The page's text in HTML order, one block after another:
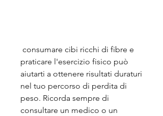
praticare l'esercizio fisico può
aiutarti a ottenere risultati duraturi
nel tuo percorso di perdita di
peso. Ricorda sempre di
consultare un medico o un